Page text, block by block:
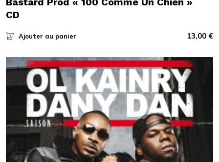
CD
Ajouter au panier 13,00 €